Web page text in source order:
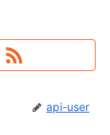
api-user